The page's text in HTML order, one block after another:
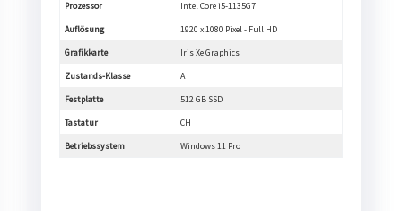
Prozessor
Intel Core i5-1135G7
Auflösung
1920 x 1080 Pixel - Full HD
Grafikkarte
Iris Xe Graphics
Zustands-Klasse
A
Festplatte
512 GB SSD
Tastatur
CH
Betriebssystem
Windows 11 Pro